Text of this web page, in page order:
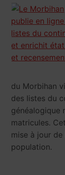
du Morbihan
des listes du
généalogique
matricules.
mise à jour de
population.